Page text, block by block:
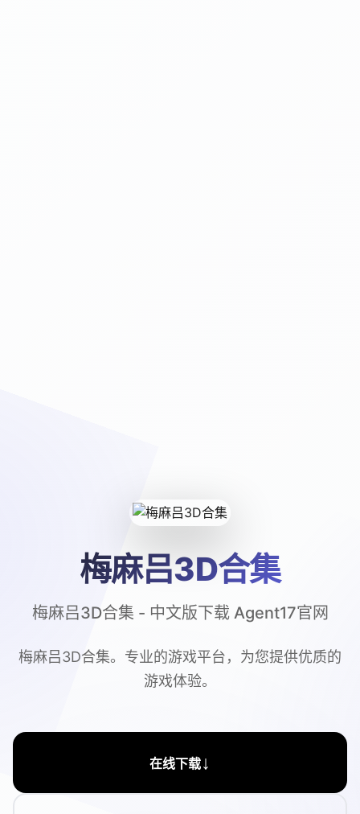
梅麻吕3D合集
梅麻吕3D合集 - 中文版下载 Agent17官网
梅麻吕3D合集。专业的游戏平台，为您提供优质的
游戏体验。
在线下载↓